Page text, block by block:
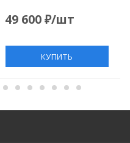
49 600₽/шт
КУПИТЬ